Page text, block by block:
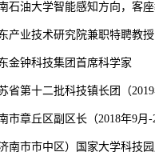
石油大学智能感知方向，客
产业技术研究院兼职特聘教授
金钟科技集团首席科学家
省第十二批科技镇长团（2019
市章丘区副区长（2018年9月 -
济南市市中区）国家大学科技